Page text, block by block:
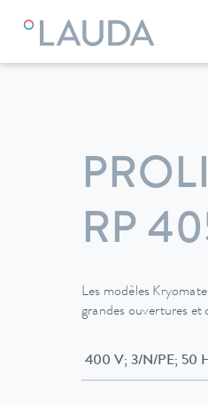
LAUDA Appareils de
RP
Les modèles
grandes ouvertures et